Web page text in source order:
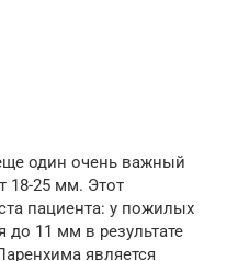
один очень важный
18-25 мм. Этот
пациента: у пожилых
11 мм в результате
является